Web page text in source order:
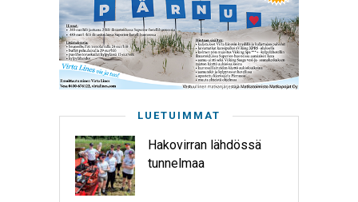
LUETUIMMAT
Hakovirran lähdössä
tunnelmaa